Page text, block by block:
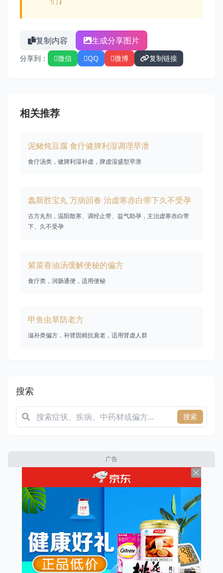
复制内容 生成分享图片
分享到： 微信 QQ 微博 复制链接
相关推荐
泥鳅炖豆腐 食疗健脾利湿调理早泄
食疗汤类，健脾利湿补虚，脾虚湿盛型早泄
螽斯胜宝丸 万病回春 治虚寒赤白带下久不受孕
古方丸剂，温阳散寒、调经止带、益气助孕，主治虚寒赤白带
下、久不受孕
紫菜香油汤缓解便秘的偏方
食疗类，润肠通便，适用便秘
甲鱼虫草防老方
滋补类偏方，补肾固精抗衰老，适用肾虚人群
搜索
搜索
广告